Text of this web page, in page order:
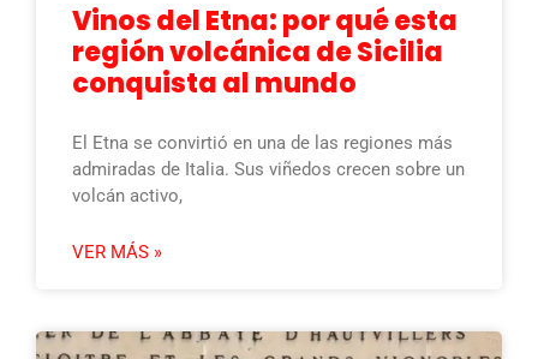
Vinos del Etna: por qué esta
región volcánica de Sicilia
conquista al mundo
El Etna se convirtió en una de las regiones más
admiradas de Italia. Sus viñedos crecen sobre un
volcán activo,
VER MÁS »